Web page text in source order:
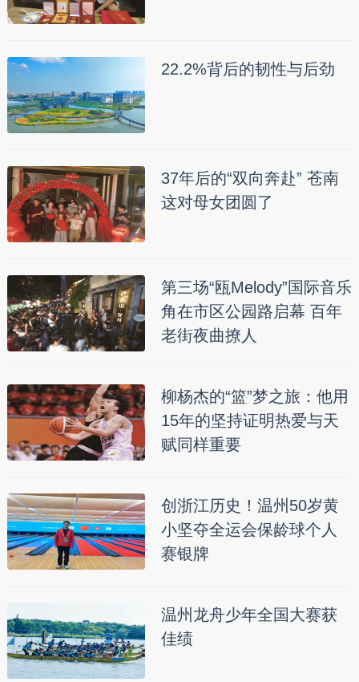
22.2%背后的韧性与后劲
37年后的“双向奔赴” 苍南
这对母女团圆了
第三场“瓯Melody”国际音乐
角在市区公园路启幕 百年
老街夜曲撩人
柳杨杰的“篮”梦之旅：他用
15年的坚持证明热爱与天
赋同样重要
创浙江历史！温州50岁黄
小坚夺全运会保龄球个人
赛银牌
温州龙舟少年全国大赛获
佳绩